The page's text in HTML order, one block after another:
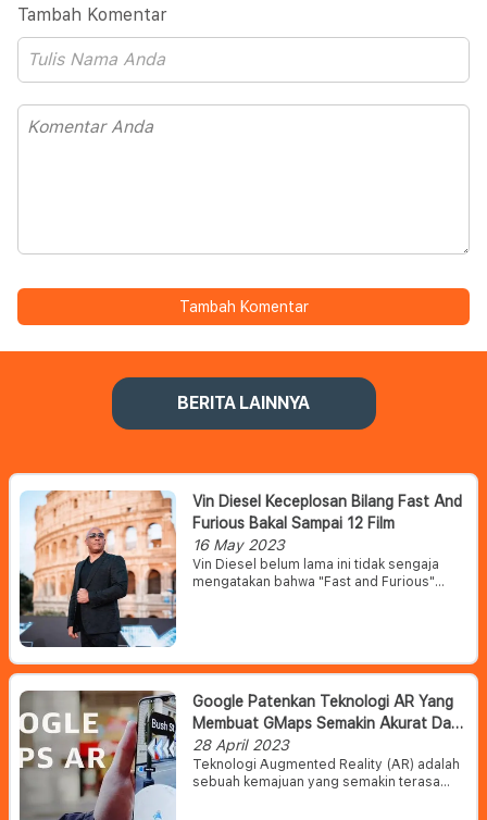
Tambah Komentar
Tambah Komentar
BERITA LAINNYA
Vin Diesel Keceplosan Bilang Fast And
Furious Bakal Sampai 12 Film
16 May 2023
Vin Diesel belum lama ini tidak sengaja
mengatakan bahwa "Fast and Furious"
Google Patenkan Teknologi AR Yang
Membuat GMaps Semakin Akurat Dan
Canggih
28 April 2023
Teknologi Augmented Reality (AR) adalah
sebuah kemajuan yang semakin terasa